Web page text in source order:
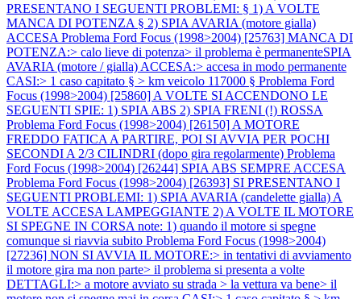
PRESENTANO I SEGUENTI PROBLEMI: § 1) A VOLTE
MANCA DI POTENZA § 2) SPIA AVARIA (motore gialla)
ACCESA Problema Ford Focus (1998>2004) [25763] MANCA DI
POTENZA:> calo lieve di potenza> il problema è permanenteSPIA
AVARIA (motore / gialla) ACCESA:> accesa in modo permanente
CASI:> 1 caso capitato § > km veicolo 117000 § Problema Ford
Focus (1998>2004) [25860] A VOLTE SI ACCENDONO LE
SEGUENTI SPIE: 1) SPIA ABS 2) SPIA FRENI (!) ROSSA
Problema Ford Focus (1998>2004) [26150] A MOTORE
FREDDO FATICA A PARTIRE, POI SI AVVIA PER POCHI
SECONDI A 2/3 CILINDRI (dopo gira regolarmente) Problema
Ford Focus (1998>2004) [26244] SPIA ABS SEMPRE ACCESA
Problema Ford Focus (1998>2004) [26393] SI PRESENTANO I
SEGUENTI PROBLEMI: 1) SPIA AVARIA (candelette gialla) A
VOLTE ACCESA LAMPEGGIANTE 2) A VOLTE IL MOTORE
SI SPEGNE IN CORSA note: 1) quando il motore si spegne
comunque si riavvia subito Problema Ford Focus (1998>2004)
[27236] NON SI AVVIA IL MOTORE:> in tentativi di avviamento
il motore gira ma non parte> il problema si presenta a volte
DETTAGLI:> a motore avviato su strada > la vettura va bene> il